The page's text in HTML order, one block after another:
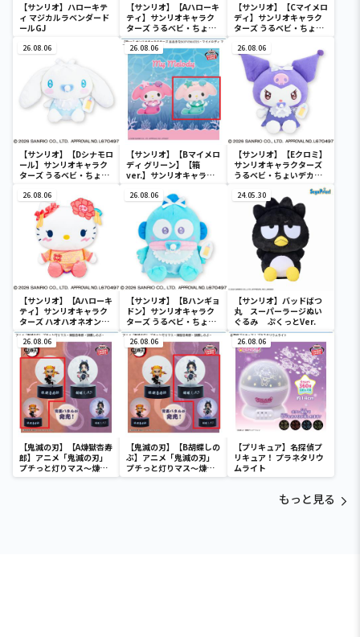
【サンリオ】ハローキテ
ィ マジカルラベンダード
ールGJ
【サンリオ】【Aハローキ
ティ】サンリオキャラク
ターズ うるベビ・ちょい
デカドール
【サンリオ】【Cマイメロ
ディ】サンリオキャラク
ターズ うるベビ・ちょい
26.08.06
【サンリオ】【Dシナモロ
ール】サンリオキャラク
ターズ うるベビ・ちょい
26.08.06
【サンリオ】【Bマイメロ
ディ グリーン】【箱
ver.】サンリオキャラク
SOFVIMATES～マイメロ
ディ マーメイドver. ～
26.08.06
【サンリオ】【Eクロミ】
サンリオキャラクターズ
うるベビ・ちょいデカド
26.08.06
【サンリオ】【Aハローキ
ティ】サンリオキャラク
ターズ ハオハオネオンタ
ウンドールBIGタイプ1
26.08.06
【サンリオ】【Bハンギョ
ドン】サンリオキャラク
ターズ うるベビ・ちょい
デカドール
24.05.30
【サンリオ】バッドばつ
丸 スーパーラージぬい
ぐるみ ぷくっとVer.
26.08.06
【鬼滅の刃】【A煉獄杏寿
郎】アニメ「鬼滅の刃」
プチっと灯りマス～煉獄
杏寿郎・胡蝶しのぶ～
26.08.06
【鬼滅の刃】【B胡蝶しの
ぶ】アニメ「鬼滅の刃」
プチっと灯りマス～煉獄
杏寿郎・胡蝶しのぶ～
26.08.06
【プリキュア】名探偵プ
リキュア！ プラネタリウ
ムライト
もっと見る